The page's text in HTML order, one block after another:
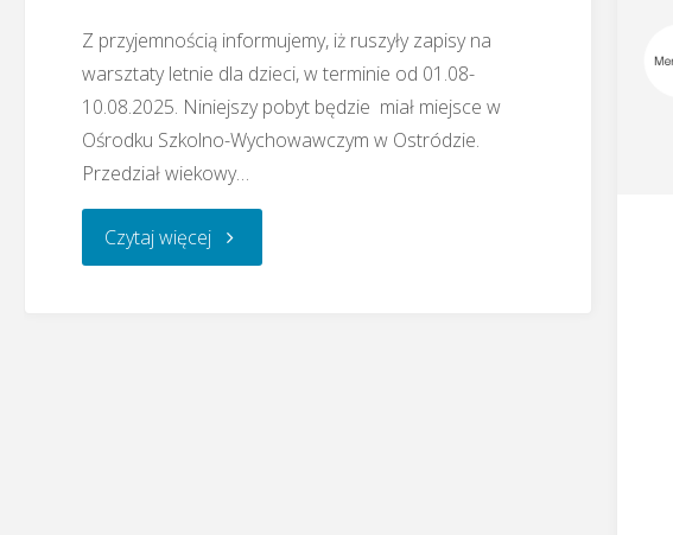
Z przyjemnością informujemy, iż ruszyły zapisy na
warsztaty letnie dla dzieci, w terminie od 01.08-
10.08.2025. Niniejszy pobyt będzie miał miejsce w
Ośrodku Szkolno-Wychowawczym w Ostródzie.
Przedział wiekowy…
Czytaj więcej"Warsztaty